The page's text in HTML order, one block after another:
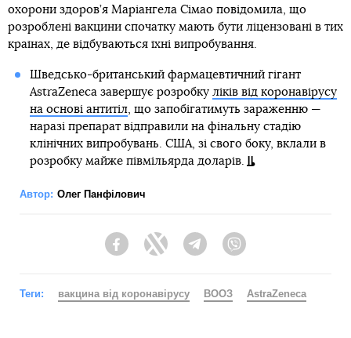
охорони здоров’я Маріангела Сімао повідомила, що
розроблені вакцини спочатку мають бути ліцензовані в тих
країнах, де відбуваються їхні випробування.
Шведсько-британський фармацевтичний гігант
AstraZeneca завершує розробку ліків від коронавірусу
на основі антитіл, що запобігатимуть зараженню —
наразі препарат відправили на фінальну стадію
клінічних випробувань. США, зі свого боку, вклали в
розробку майже півмільярда доларів.
Автор: Олег Панфілович
FacebookTwitter Telegram
Теги: вакцина від коронавірусу ВООЗ AstraZeneca